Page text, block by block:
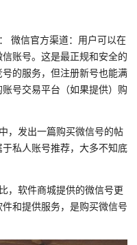
微信官方渠道：用户可以在
账号。这是最正规和安全的
的服务，但注册新号也能满
号交易平台（如果提供）购
，发出一篇购买微信号的帖
私人账号推荐，大多不知底
，软件商城提供的微信号更
和提供服务，是购买微信号